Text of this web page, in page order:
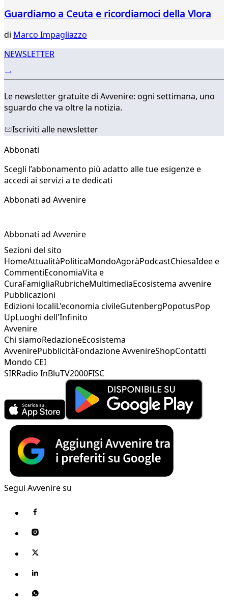
Guardiamo a Ceuta e ricordiamoci della Vlora
di Marco Impagliazzo
NEWSLETTER
Le newsletter gratuite di Avvenire: ogni settimana, uno
sguardo che va oltre la notizia.
Iscriviti alle newsletter
Abbonati
Scegli l’abbonamento più adatto alle tue esigenze e
accedi ai servizi a te dedicati
Abbonati ad Avvenire
Abbonati ad Avvenire
Sezioni del sito
HomeAttualitàPoliticaMondoAgoràPodcastChiesaIdee e
CommentiEconomiaVita e
CuraFamigliaRubricheMultimediaEcosistema avvenire
Pubblicazioni
Edizioni localiL'economia civileGutenbergPopotusPop
UpLuoghi dell'Infinito
Avvenire
Chi siamoRedazioneEcosistema
AvvenirePubblicitàFondazione AvvenireShopContatti
Mondo CEI
SIRRadio InBluTV2000FISC
Segui Avvenire su